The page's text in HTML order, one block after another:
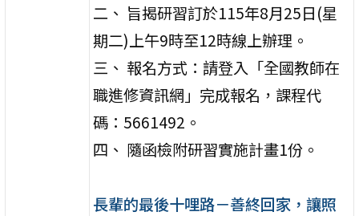
二、 旨揭研習訂於115年8月25日(星
期二)上午9時至12時線上辦理。
三、 報名方式：請登入「全國教師在
職進修資訊網」完成報名，課程代
碼：5661492。
四、 隨函檢附研習實施計畫1份。
長輩的最後十哩路－善終回家，讓照